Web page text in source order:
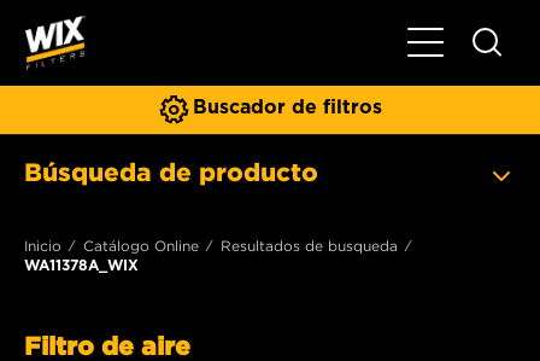
Toggle
Buscador de filtros
Búsqueda de producto
Inicio Catálogo Online
Resultados de busqueda
WA11378A_WIX
Filtro de aire